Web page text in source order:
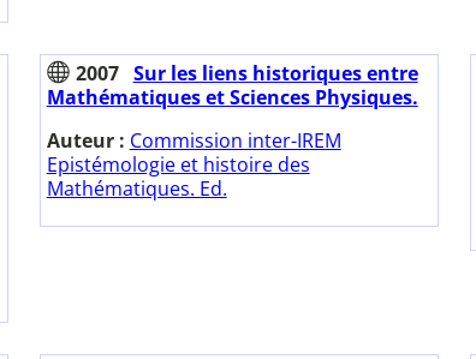
2007 Sur les liens historiques entre
Mathématiques et Sciences Physiques.
Auteur : Commission inter-IREM
Epistémologie et histoire des
Mathématiques. Ed.